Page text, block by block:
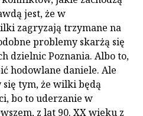
jest, że w
zagryzają trzymane na
problemy skarżą się
dzielnic Poznania. Albo to,
hodowlane daniele. Ale
się tym, że wilki będą
bo to uderzanie w
z lat 90. XX wieku z